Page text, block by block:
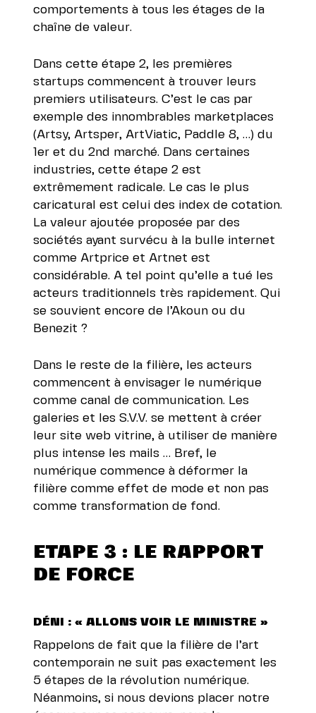
comportements à tous les étages de la
chaîne de valeur.
Dans cette étape 2, les premières
startups commencent à trouver leurs
premiers utilisateurs. C’est le cas par
exemple des innombrables marketplaces
(Artsy, Artsper, ArtViatic, Paddle 8, …) du
1er et du 2nd marché. Dans certaines
industries, cette étape 2 est
extrêmement radicale. Le cas le plus
caricatural est celui des index de cotation.
La valeur ajoutée proposée par des
sociétés ayant survécu à la bulle internet
comme Artprice et Artnet est
considérable. A tel point qu’elle a tué les
acteurs traditionnels très rapidement. Qui
se souvient encore de l’Akoun ou du
Benezit ?
Dans le reste de la filière, les acteurs
commencent à envisager le numérique
comme canal de communication. Les
galeries et les S.V.V. se mettent à créer
leur site web vitrine, à utiliser de manière
plus intense les mails … Bref, le
numérique commence à déformer la
filière comme effet de mode et non pas
comme transformation de fond.
ETAPE 3 : LE RAPPORT
DE FORCE
DÉNI : « ALLONS VOIR LE MINISTRE »
Rappelons de fait que la filière de l’art
contemporain ne suit pas exactement les
5 étapes de la révolution numérique.
Néanmoins, si nous devions placer notre